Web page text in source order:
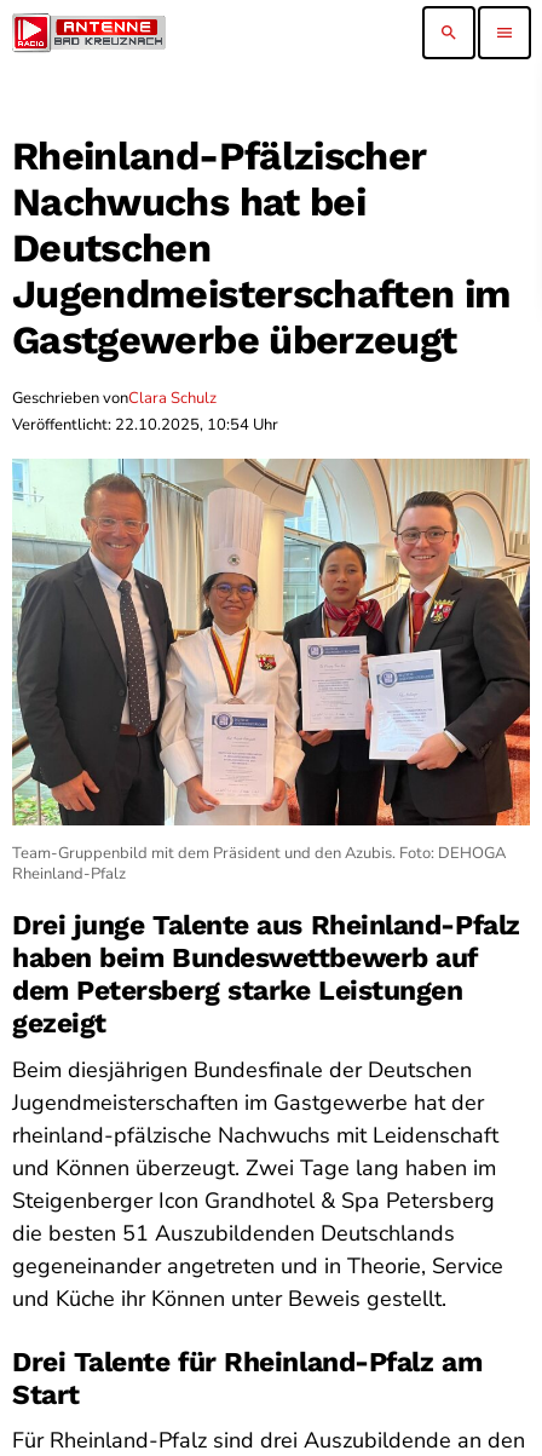
search menu
Rheinland-Pfälzischer
Nachwuchs hat bei
Deutschen
Jugendmeisterschaften im
Gastgewerbe überzeugt
Geschrieben vonClara Schulz
Veröffentlicht: 22.10.2025, 10:54 Uhr
Team-Gruppenbild mit dem Präsident und den Azubis. Foto: DEHOGA
Rheinland-Pfalz
Drei junge Talente aus Rheinland-Pfalz
haben beim Bundeswettbewerb auf
dem Petersberg starke Leistungen
gezeigt
Beim diesjährigen Bundesfinale der Deutschen
Jugendmeisterschaften im Gastgewerbe hat der
rheinland-pfälzische Nachwuchs mit Leidenschaft
und Können überzeugt. Zwei Tage lang haben im
Steigenberger Icon Grandhotel & Spa Petersberg
die besten 51 Auszubildenden Deutschlands
gegeneinander angetreten und in Theorie, Service
und Küche ihr Können unter Beweis gestellt.
Drei Talente für Rheinland-Pfalz am
Start
Für Rheinland-Pfalz sind drei Auszubildende an den